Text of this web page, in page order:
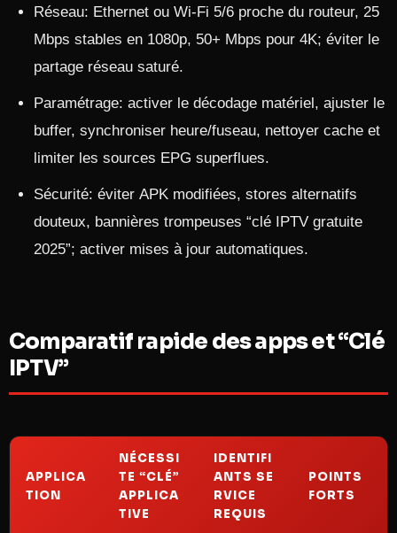
Réseau: Ethernet ou Wi‑Fi 5/6 proche du routeur, 25
Mbps stables en 1080p, 50+ Mbps pour 4K; éviter le
partage réseau saturé.
Paramétrage: activer le décodage matériel, ajuster le
buffer, synchroniser heure/fuseau, nettoyer cache et
limiter les sources EPG superflues.
Sécurité: éviter APK modifiées, stores alternatifs
douteux, bannières trompeuses “clé IPTV gratuite
2025”; activer mises à jour automatiques.
Comparatif rapide des apps et “Clé
IPTV”
APPLICA
TION
NÉCESSI
TE “CLÉ”
APPLICA
TIVE
IDENTIFI
ANTS SE
RVICE
REQUIS
POINTS
FORTS